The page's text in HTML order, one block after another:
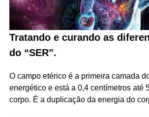
Tratando e curando as
do “SER”.
O campo etérico é a primeira camada
energético e está a 0,4 centímetros até
corpo. É a duplicação da energia do